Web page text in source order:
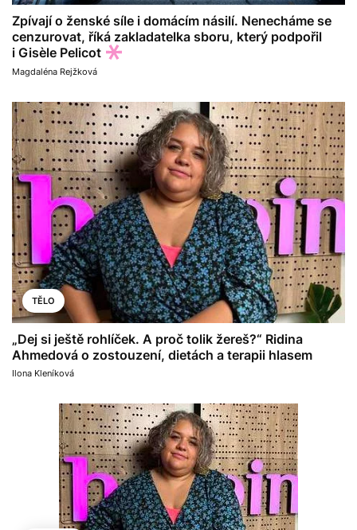
Zpívají o ženské síle i domácím násilí. Nenecháme se
cenzurovat, říká zakladatelka sboru, který podpořil
i Gisèle Pelicot
Magdaléna Rejžková
TĚLO
„Dej si ještě rohlíček. A proč tolik žereš?“ Ridina
Ahmedová o zostouzení, dietách a terapii hlasem
Ilona Kleníková